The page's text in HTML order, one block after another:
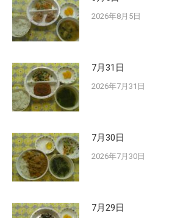
2026年8月5日
7月31日
2026年7月31日
7月30日
2026年7月30日
7月29日